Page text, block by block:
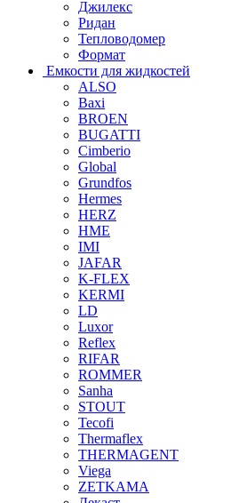
Джилекс
Ридан
Тепловодомер
Формат
Емкости для жидкостей
ALSO
Baxi
BROEN
BUGATTI
Cimberio
Global
Grundfos
Hermes
HERZ
HME
IMI
JAFAR
K-FLEX
KERMI
LD
Luxor
Reflex
RIFAR
ROMMER
Sanha
STOUT
Tecofi
Thermaflex
THERMAGENT
Viega
ZETKAMA